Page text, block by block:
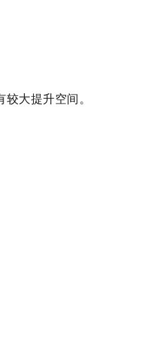
大提升空间。